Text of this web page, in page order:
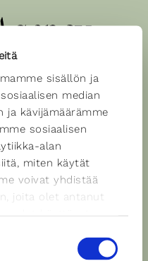
sisällön ja
median
ja kävijämäärämme
sosiaalisen
alan
miten käytät
voivat yhdistää
joita olet antanut
neutraali